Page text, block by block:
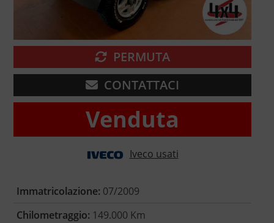
PERMUTA
CONTATTACI
Venduta
Iveco usati
Immatricolazione: 07/2009
Chilometraggio: 149.000 Km